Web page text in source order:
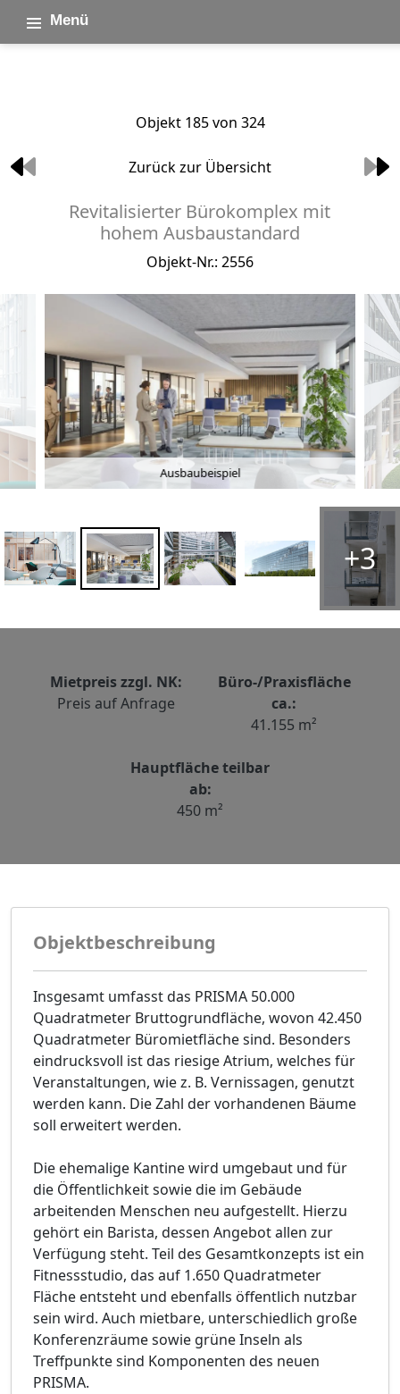
Menü
Objekt 185 von 324
Zurück zur Übersicht
Revitalisierter Bürokomplex mit
hohem Ausbaustandard
Objekt-Nr.: 2556
Ausbaubeispiel
+3
Mietpreis zzgl. NK:
Preis auf Anfrage
Büro-/Praxisfläche
ca.:
41.155 m²
Hauptfläche teilbar
ab:
450 m²
Objektbeschreibung
Insgesamt umfasst das PRISMA 50.000
Quadratmeter Bruttogrundfläche, wovon 42.450
Quadratmeter Büromietfläche sind. Besonders
eindrucksvoll ist das riesige Atrium, welches für
Veranstaltungen, wie z. B. Vernissagen, genutzt
werden kann. Die Zahl der vorhandenen Bäume
soll erweitert werden.
Die ehemalige Kantine wird umgebaut und für
die Öffentlichkeit sowie die im Gebäude
arbeitenden Menschen neu aufgestellt. Hierzu
gehört ein Barista, dessen Angebot allen zur
Verfügung steht. Teil des Gesamtkonzepts ist ein
Fitnessstudio, das auf 1.650 Quadratmeter
Fläche entsteht und ebenfalls öffentlich nutzbar
sein wird. Auch mietbare, unterschiedlich große
Konferenzräume sowie grüne Inseln als
Treffpunkte sind Komponenten des neuen
PRISMA.